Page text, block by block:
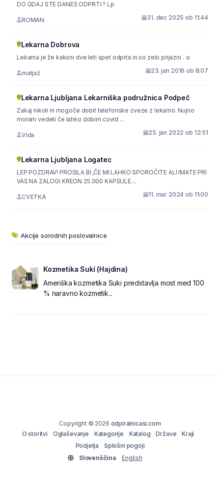
DO GDAJ STE DANES ODPRTI ? Lp
ROMAN 31. dec 2025 ob 11:44
Lekarna Dobrova
Lekarna je že kaksni dve leti spet odprta in so zelo prijazni . ☺
matjaž 23. jan 2016 ob 8:07
Lekarna Ljubljana Lekarniška podružnica Podpeč
Zakaj nikoli ni mogoče dobit telefonske zveze z lekarno. Nujno
moram vedeti če lahko dobim covid ...
Vida 25. jan 2022 ob 12:51
Lekarna Ljubljana Logatec
LEP POZDRAV! PROSILA BI ,ČE MI LAHKO SPOROČITE ALI IMATE PRI
VAS NA ZALOGI KREON 25.000 KAPSULE....
CVETKA 11. mar 2024 ob 11:00
Akcije sorodnih poslovalnice
Kozmetika Sukí (Hajdina)
Ameriška kozmetika Suki predstavlja most med 100
% naravno kozmetik...
Copyright © 2026 odpiralnicasi.com
O storitvi
Oglaševanje Kategorije Katalog Države
Kraji
Podjetja
Splošni pogoji
Slovenščina
English